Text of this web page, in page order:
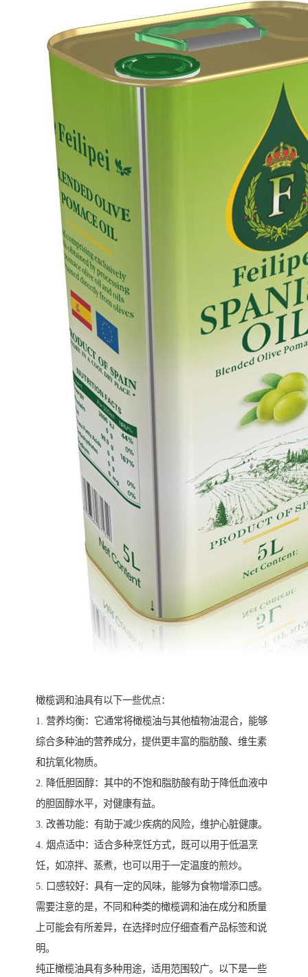
橄榄调和油具有以下一些优点：
1. 营养均衡：它通常将橄榄油与其他植物油混合，能够
综合多种油的营养成分，提供更丰富的脂肪酸、维生素
和抗氧化物质。
2. 降低胆固醇：其中的不饱和脂肪酸有助于降低血液中
的胆固醇水平，对健康有益。
3. 改善功能：有助于减少疾病的风险，维护心脏健康。
4. 烟点适中：适合多种烹饪方式，既可以用于低温烹
饪，如凉拌、蒸煮，也可以用于一定温度的煎炒。
5. 口感较好：具有一定的风味，能够为食物增添口感。
需要注意的是，不同和种类的橄榄调和油在成分和质量
上可能会有所差异，在选择时应仔细查看产品标签和说
明。
纯正橄榄油具有多种用途，适用范围较广。以下是一些